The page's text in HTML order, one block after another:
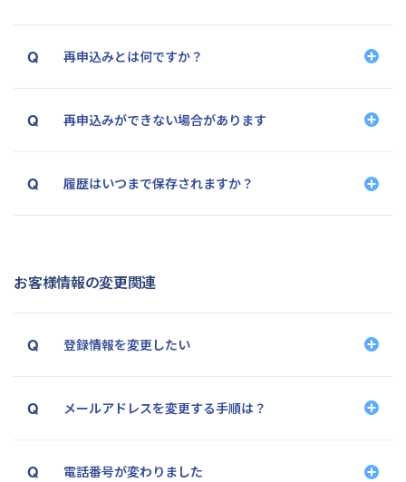
再申込みとは何ですか？
再申込みができない場合があります
履歴はいつまで保存されますか？
お客様情報の変更関連
登録情報を変更したい
メールアドレスを変更する手順は？
電話番号が変わりました